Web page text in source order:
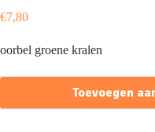
€7,80
oorbel groene kralen
Toevoegen